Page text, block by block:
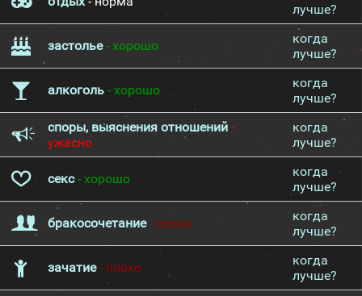
лучше?
застолье- хорошо
когда
лучше?
алкоголь - хорошо
когда
лучше?
споры, выяснения отношений -
ужасно
когда
лучше?
секс- хорошо
когда
лучше?
бракосочетание- плохо
когда
лучше?
зачатие- плохо
когда
лучше?